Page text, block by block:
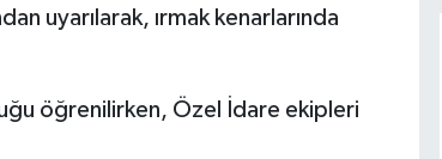
uyarılarak, ırmak kenarlarında
öğrenilirken, Özel İdare ekipleri